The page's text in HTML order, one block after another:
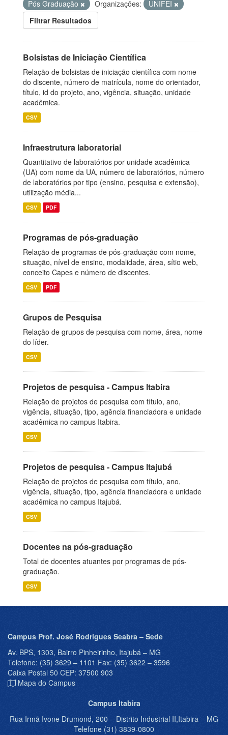
Pós Graduação
Organizações:
UNIFEI
Filtrar Resultados
Bolsistas de Iniciação Científica
Relação de bolsistas de iniciação científica com nome
do discente, número de matrícula, nome do orientador,
título, id do projeto, ano, vigência, situação, unidade
acadêmica.
CSV
Infraestrutura laboratorial
Quantitativo de laboratórios por unidade acadêmica
(UA) com nome da UA, número de laboratórios, número
de laboratórios por tipo (ensino, pesquisa e extensão),
utilização média...
CSV PDF
Programas de pós-graduação
Relação de programas de pós-graduação com nome,
situação, nível de ensino, modalidade, área, sítio web,
conceito Capes e número de discentes.
CSV PDF
Grupos de Pesquisa
Relação de grupos de pesquisa com nome, área, nome
do líder.
CSV
Projetos de pesquisa - Campus Itabira
Relação de projetos de pesquisa com título, ano,
vigência, situação, tipo, agência financiadora e unidade
acadêmica no campus Itabira.
CSV
Projetos de pesquisa - Campus Itajubá
Relação de projetos de pesquisa com título, ano,
vigência, situação, tipo, agência financiadora e unidade
acadêmica no campus Itajubá.
CSV
Docentes na pós-graduação
Total de docentes atuantes por programas de pós-
graduação.
CSV
Campus Prof. José Rodrigues Seabra – Sede
Av. BPS, 1303, Bairro Pinheirinho, Itajubá – MG
Telefone: (35) 3629 – 1101 Fax: (35) 3622 – 3596
Caixa Postal 50 CEP: 37500 903
Mapa do Campus
Campus Itabira
Rua Irmã Ivone Drumond, 200 – Distrito Industrial II,Itabira – MG
Telefone (31) 3839-0800